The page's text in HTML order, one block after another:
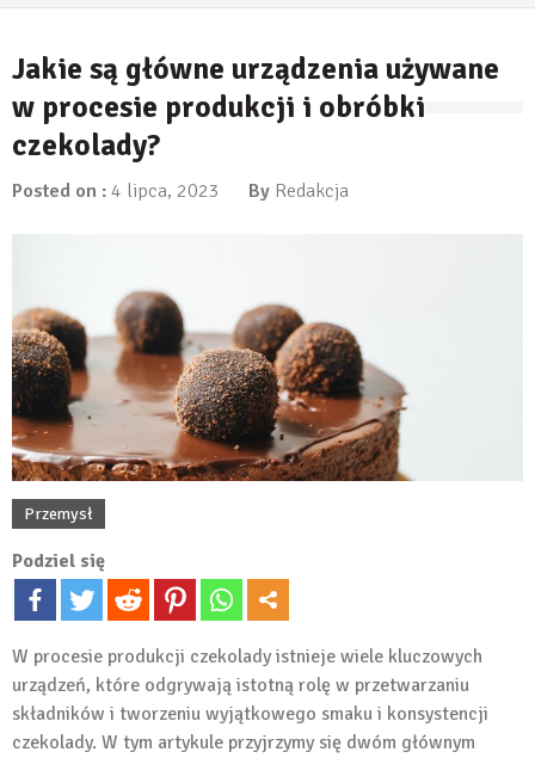
Jakie są główne urządzenia używane
w procesie produkcji i obróbki
czekolady?
Posted on : 4 lipca, 2023 By Redakcja
Przemysł
Podziel się
W procesie produkcji czekolady istnieje wiele kluczowych
urządzeń, które odgrywają istotną rolę w przetwarzaniu
składników i tworzeniu wyjątkowego smaku i konsystencji
czekolady. W tym artykule przyjrzymy się dwóm głównym